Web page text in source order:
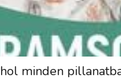
minden